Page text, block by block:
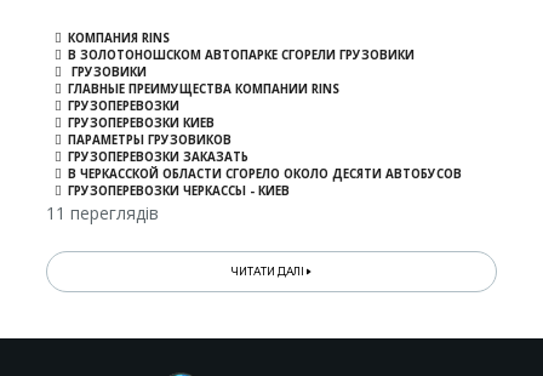
КОМПАНИЯ RINS
В ЗОЛОТОНОШСКОМ АВТОПАРКЕ СГОРЕЛИ ГРУЗОВИКИ
ГРУЗОВИКИ
ГЛАВНЫЕ ПРЕИМУЩЕСТВА КОМПАНИИ RINS
ГРУЗОПЕРЕВОЗКИ
ГРУЗОПЕРЕВОЗКИ КИЕВ
ПАРАМЕТРЫ ГРУЗОВИКОВ
ГРУЗОПЕРЕВОЗКИ ЗАКАЗАТЬ
В ЧЕРКАССКОЙ ОБЛАСТИ СГОРЕЛО ОКОЛО ДЕСЯТИ АВТОБУСОВ
ГРУЗОПЕРЕВОЗКИ ЧЕРКАССЫ - КИЕВ
11 переглядів
ЧИТАТИ ДАЛІ